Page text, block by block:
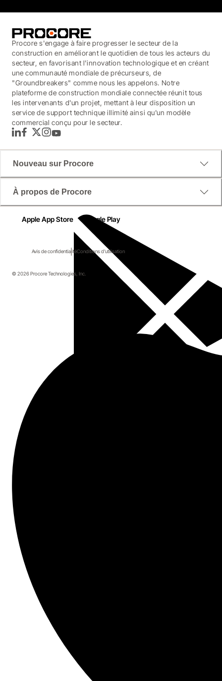
Procore s'engage à faire progresser le secteur de la
construction en améliorant le quotidien de tous les acteurs du
secteur, en favorisant l'innovation technologique et en créant
une communauté mondiale de précurseurs, de
"Groundbreakers" comme nous les appelons. Notre
plateforme de construction mondiale connectée réunit tous
les intervenants d'un projet, mettant à leur disposition un
service de support technique illimité ainsi qu'un modèle
commercial conçu pour le secteur.
LinkedInFacebook
TwitterInstagram
YouTube
Nouveau sur Procore
À propos de Procore
Apple App Store Google Play
Avis de confidentialitéConditions d'utilisation
© 2026 Procore Technologies, Inc.